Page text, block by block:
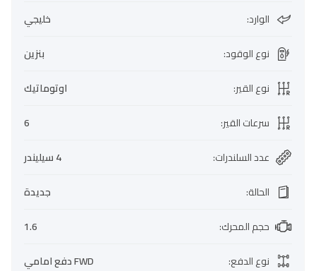
الوارد:
خليجي
نوع الوقود:
بنزين
نوع القير:
اوتوماتيك
سرعات القير:
6
عدد السلندرات:
4 سيليندر
الحالة:
جديدة
حجم المحرك:
1.6
نوع الدفع:
FWD دفع امامي